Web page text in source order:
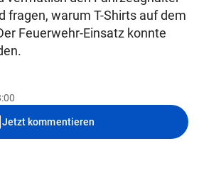
fragen, warum T-Shirts auf dem
Feuerwehr-Einsatz konnte
Jetzt kommentieren